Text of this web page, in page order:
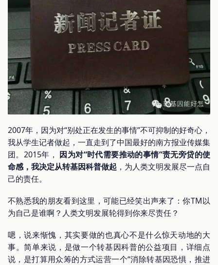
2007年，因为对“别处正在发生的事情”不可抑制的好奇心，
我从学生记者做起，一直走到了中国最好的南方报业传媒集
团。2015年， 因为对“时代需要推动的事情”责无旁贷的使
命感，我决定从转基因科普做起 ，为人类文明发展尽一点自
己的责任。
不熟悉我的朋友看到这里，可能已经笑出声来了：你TM以
为自己是谁啊？人类文明发展轮得到你来尽责任？
嗯，说来惭愧，其实要做的也真心不是什么惊天动地的大
事。简单来说，是做一个转基因科普的公益项目，详细点
说，是打算用众筹的方式运营一个“消除转基因恐惧，推进